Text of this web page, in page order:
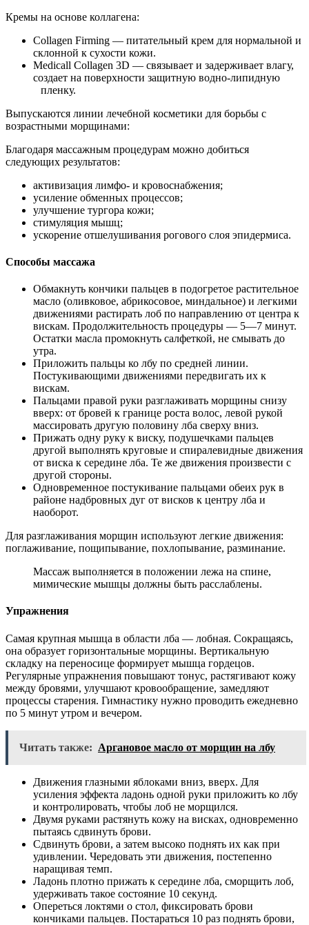
Кремы на основе коллагена:
Collagen Firming — питательный крем для нормальной и
склонной к сухости кожи.
Medicall Collagen 3D — связывает и задерживает влагу,
создает на поверхности защитную водно-липидную
пленку.
Выпускаются линии лечебной косметики для борьбы с
возрастными морщинами:
Благодаря массажным процедурам можно добиться
следующих результатов:
активизация лимфо- и кровоснабжения;
усиление обменных процессов;
улучшение тургора кожи;
стимуляция мышц;
ускорение отшелушивания рогового слоя эпидермиса.
Способы массажа
Обмакнуть кончики пальцев в подогретое растительное
масло (оливковое, абрикосовое, миндальное) и легкими
движениями растирать лоб по направлению от центра к
вискам. Продолжительность процедуры — 5—7 минут.
Остатки масла промокнуть салфеткой, не смывать до
утра.
Приложить пальцы ко лбу по средней линии.
Постукивающими движениями передвигать их к
вискам.
Пальцами правой руки разглаживать морщины снизу
вверх: от бровей к границе роста волос, левой рукой
массировать другую половину лба сверху вниз.
Прижать одну руку к виску, подушечками пальцев
другой выполнять круговые и спиралевидные движения
от виска к середине лба. Те же движения произвести с
другой стороны.
Одновременное постукивание пальцами обеих рук в
районе надбровных дуг от висков к центру лба и
наоборот.
Для разглаживания морщин используют легкие движения:
поглаживание, пощипывание, похлопывание, разминание.
Массаж выполняется в положении лежа на спине,
мимические мышцы должны быть расслаблены.
Упражнения
Самая крупная мышца в области лба — лобная. Сокращаясь,
она образует горизонтальные морщины. Вертикальную
складку на переносице формирует мышца гордецов.
Регулярные упражнения повышают тонус, растягивают кожу
между бровями, улучшают кровообращение, замедляют
процессы старения. Гимнастику нужно проводить ежедневно
по 5 минут утром и вечером.
Читать также: Аргановое масло от морщин на лбу
Движения глазными яблоками вниз, вверх. Для
усиления эффекта ладонь одной руки приложить ко лбу
и контролировать, чтобы лоб не морщился.
Двумя руками растянуть кожу на висках, одновременно
пытаясь сдвинуть брови.
Сдвинуть брови, а затем высоко поднять их как при
удивлении. Чередовать эти движения, постепенно
наращивая темп.
Ладонь плотно прижать к середине лба, сморщить лоб,
удерживать такое состояние 10 секунд.
Опереться локтями о стол, фиксировать брови
кончиками пальцев. Постараться 10 раз поднять брови,